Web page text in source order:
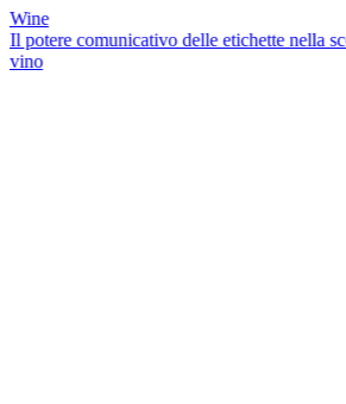
Wine
Il potere comunicativo delle etichette nella
vino